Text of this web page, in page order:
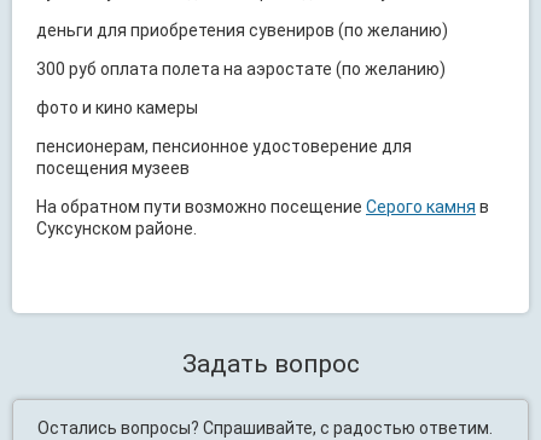
деньги для приобретения сувениров (по желанию)
300 руб оплата полета на аэростате (по желанию)
фото и кино камеры
пенсионерам, пенсионное удостоверение для
посещения музеев
На обратном пути возможно посещение Серого камня в
Суксунском районе.
Задать вопрос
Остались вопросы? Спрашивайте, с радостью ответим.